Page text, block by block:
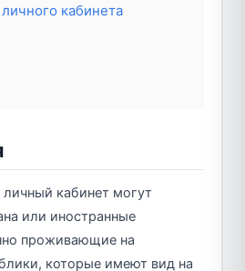
кабинета
личный кабинет могут
или иностранные
проживающие на
которые имеют вид на